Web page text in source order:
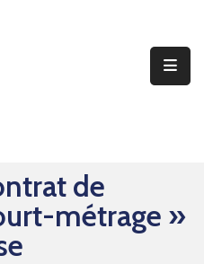
de
métrage »